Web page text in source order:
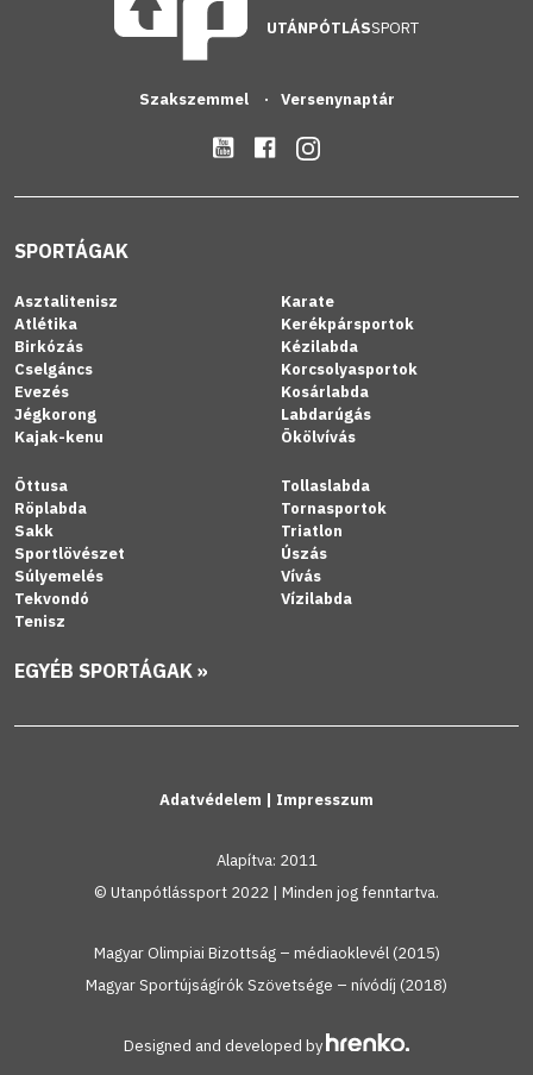
UTÁNPÓTLÁSSPORT
Szakszemmel Versenynaptár
SPORTÁGAK
Asztalitenisz
Atlétika
Birkózás
Cselgáncs
Evezés
Jégkorong
Kajak-kenu
Karate
Kerékpársportok
Kézilabda
Korcsolyasportok
Kosárlabda
Labdarúgás
Ökölvívás
Öttusa
Röplabda
Sakk
Sportlövészet
Súlyemelés
Tekvondó
Tenisz
Tollaslabda
Tornasportok
Triatlon
Úszás
Vívás
Vízilabda
EGYÉB SPORTÁGAK »
Adatvédelem | Impresszum
Alapítva: 2011
© Utanpótlássport 2022 | Minden jog fenntartva.
Magyar Olimpiai Bizottság – médiaoklevél (2015)
Magyar Sportújságírók Szövetsége – nívódíj (2018)
Designed and developed by